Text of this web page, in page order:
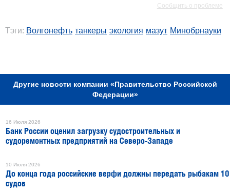
Сообщить о проблеме
Тэги: Волгонефть танкеры экология мазут Минобрнауки
Другие новости компании «Правительство Российской
Федерации»
16 Июля 2026
Банк России оценил загрузку судостроительных и
судоремонтных предприятий на Северо-Западе
10 Июля 2026
До конца года российские верфи должны передать рыбакам 10
судов